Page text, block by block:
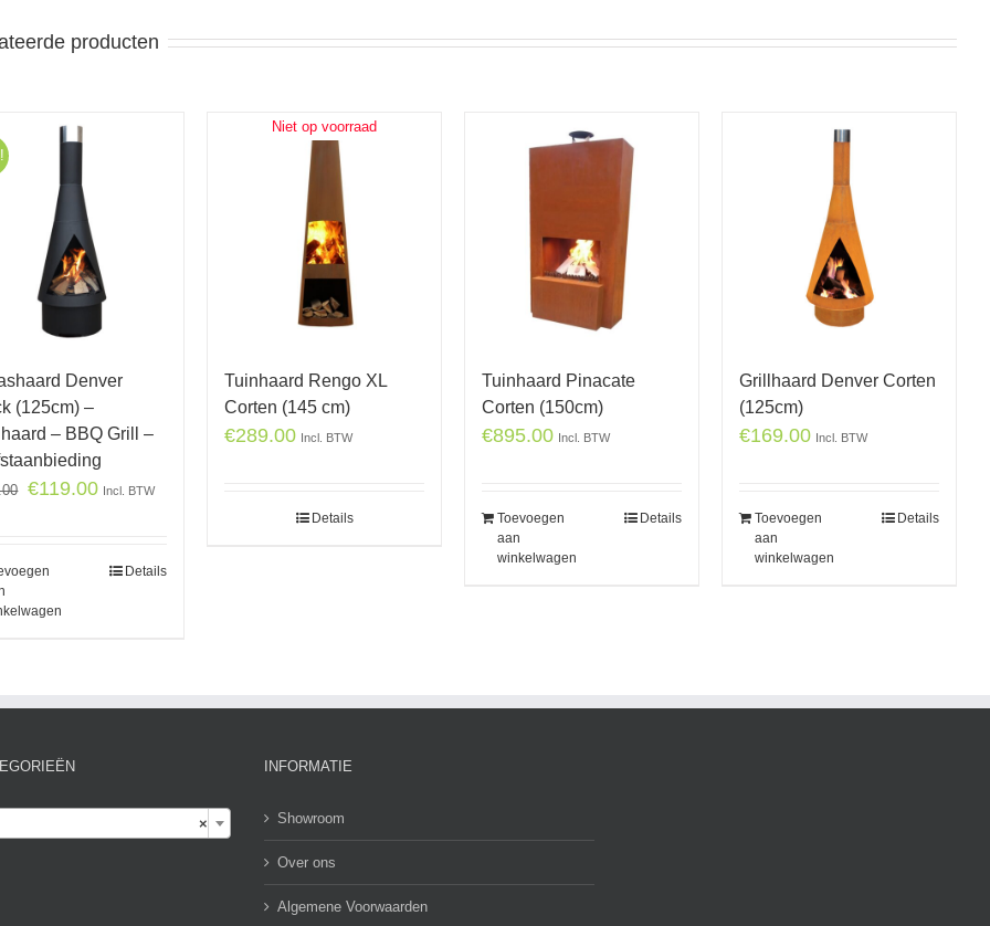
producten
Denver
(125cm) –
– BBQ Grill –
€119.00 Incl. BTW
Details
Niet op voorraad
Tuinhaard Rengo XL
Corten (145 cm)
€289.00 Incl. BTW
Details
Tuinhaard Pinacate
Corten (150cm)
€895.00 Incl. BTW
Toevoegen
aan
winkelwagen
Details
Grillhaard Denver Corten
(125cm)
€169.00 Incl. BTW
Toevoegen
aan
winkelwagen
Details
×
INFORMATIE
Showroom
Over ons
Algemene Voorwaarden